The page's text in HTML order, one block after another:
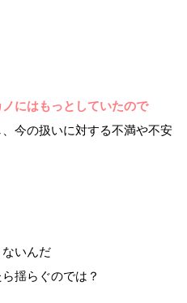
ノにはもっとしていたので
今の扱いに対する不満や不安
いんだ
揺らぐのでは？